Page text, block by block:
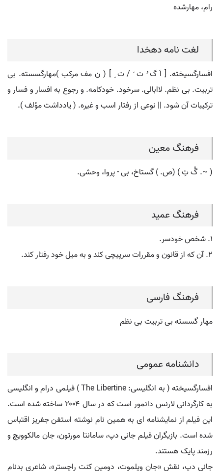
رام، مهارشده
لغت نامه دهخدا
افسارگسیخته. [ اَ گ ُ ت َ / ت ِ ] ( ن مف مرکب )مهارگسسته. بی
تربیت. بی نظم. لاابالی. سرخود. خودکامه. و رجوع به افسار و فسار و
ترکیبات آن شود. || نوعی از رفتار اسب و غیره. ( یادداشت مؤلف ).
فرهنگ معین
( ~. گُ تِ ) (ص. ) گستاخ، بی - پروا، وحشی.
فرهنگ عمید
۱. شخص خودسر.
۲. آن که از قانون و مقررات سرپیچی کند و به میل خود رفتار کند.
فرهنگ فارسی
مهار گسسته بی تربیت بی نظم
دانشنامه عمومی
افسارگسیخته ( به انگلیسی: The Libertine ) فیلمی درام و انگلیسی
به کارگردانی لارنس دانمور است که در سال ۲۰۰۴ ساخته شده است.
این فیلم از نمایشنامه ای به همین نام نوشته استفن جفریز اقتباس
شده است. بازیگران فیلم جانی دپ، سامانتا مورتون، جان مالکوویچ و
رزمند پایک هستند.
جانی دپ، نقش «جان ویلموت، دومین کنت راچستر»، شاعری بدنام